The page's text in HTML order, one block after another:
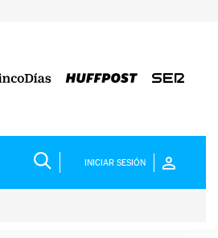
INICIAR SESIÓN